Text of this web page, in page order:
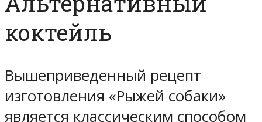
коктейль
Вышеприведенный рецепт
изготовления «Рыжей собаки»
является классическим способом